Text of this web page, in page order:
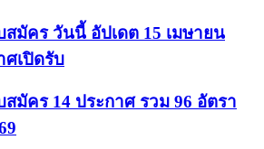
สมัคร วันนี้ อัปเดต 15 เมษายน
ศเปิดรับ
สมัคร 14 ประกาศ รวม 96 อัตรา